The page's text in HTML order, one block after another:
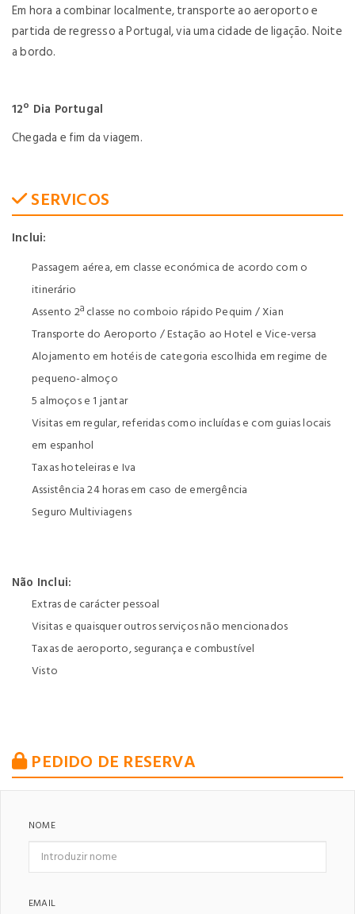
Em hora a combinar localmente, transporte ao aeroporto e
partida de regresso a Portugal, via uma cidade de ligação. Noite
a bordo.
12º Dia Portugal
Chegada e fim da viagem.
SERVICOS
Inclui:
Passagem aérea, em classe económica de acordo com o
itinerário
Assento 2ª classe no comboio rápido Pequim / Xian
Transporte do Aeroporto / Estação ao Hotel e Vice-versa
Alojamento em hotéis de categoria escolhida em regime de
pequeno-almoço
5 almoços e 1 jantar
Visitas em regular, referidas como incluídas e com guias locais
em espanhol
Taxas hoteleiras e Iva
Assistência 24 horas em caso de emergência
Seguro Multiviagens
Não Inclui:
Extras de carácter pessoal
Visitas e quaisquer outros serviços não mencionados
Taxas de aeroporto, segurança e combustível
Visto
PEDIDO DE RESERVA
NOME
EMAIL